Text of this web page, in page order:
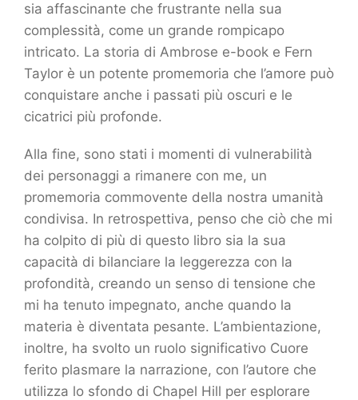
sia affascinante che frustrante nella sua
complessità, come un grande rompicapo
intricato. La storia di Ambrose e-book e Fern
Taylor è un potente promemoria che l’amore può
conquistare anche i passati più oscuri e le
cicatrici più profonde.
Alla fine, sono stati i momenti di vulnerabilità
dei personaggi a rimanere con me, un
promemoria commovente della nostra umanità
condivisa. In retrospettiva, penso che ciò che mi
ha colpito di più di questo libro sia la sua
capacità di bilanciare la leggerezza con la
profondità, creando un senso di tensione che
mi ha tenuto impegnato, anche quando la
materia è diventata pesante. L’ambientazione,
inoltre, ha svolto un ruolo significativo Cuore
ferito plasmare la narrazione, con l’autore che
utilizza lo sfondo di Chapel Hill per esplorare